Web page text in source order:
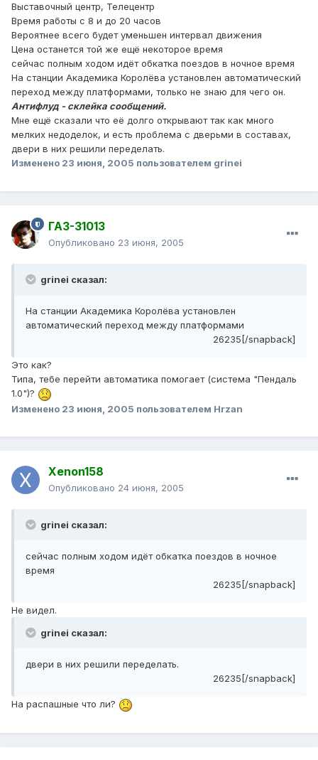
Выставочный центр, Телецентр
Время работы с 8 и до 20 часов
Вероятнее всего будет уменьшен интервал движения
Цена останется той же ещё некоторое время
сейчас полным ходом идёт обкатка поездов в ночное время
На станции Академика Королёва установлен автоматический
переход между платформами, только не знаю для чего он.
Антифлуд - склейка сообщений.
Мне ещё сказали что её долго открывают так как много
мелких недоделок, и есть проблема с дверьми в составах,
двери в них решили переделать.
Изменено 23 июня, 2005 пользователем grinei
ГАЗ-31013
Опубликовано 23 июня, 2005
grinei сказал:
На станции Академика Королёва установлен
автоматический переход между платформами
26235[/snapback]
Это как?
Типа, тебе перейти автоматика помогает (система "Пендаль
1.0")?
Изменено 23 июня, 2005 пользователем Hrzan
Xenon158
Опубликовано 24 июня, 2005
grinei сказал:
сейчас полным ходом идёт обкатка поездов в ночное
время
26235[/snapback]
Не видел.
grinei сказал:
двери в них решили переделать.
26235[/snapback]
На распашные что ли?